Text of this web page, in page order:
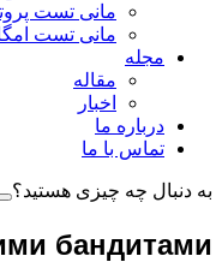
مانی تست
مانی تست امگا
مجله
مقاله
اخبار
درباره ما
تماس با ما
به دنبال چه چیزی هستید؟
бандитами